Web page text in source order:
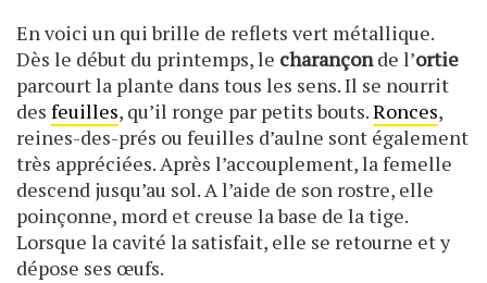
En voici un qui brille de reflets vert métallique.
Dès le début du printemps, le charançonde l’ortie
parcourt la plante dans tous les sens. Il se nourrit
des feuilles, qu’il ronge par petits bouts.Ronces,
reines-des-prés ou feuilles d’aulne sont également
très appréciées. Après l’accouplement, la femelle
descend jusqu’au sol. A l’aide de son rostre, elle
poinçonne, mord et creuse la base de la tige.
Lorsque la cavité la satisfait, elle se retourne et y
dépose ses œufs.